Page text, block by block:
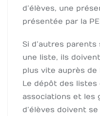
d’élèves, une
présentée par la
Si d’autres
une liste, ils
plus vite auprès de
Le dépôt des listes
associations et les
d’élèves doivent